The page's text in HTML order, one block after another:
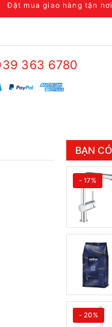
Đặt mua giao hàng tận nơi
363 6780
BẠN
- 17%
- 20%